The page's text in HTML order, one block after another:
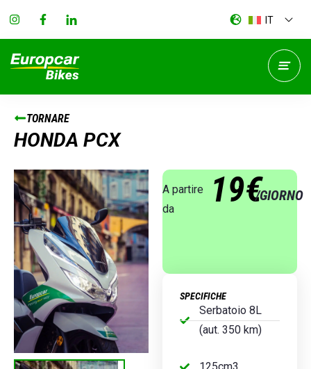
IT
TORNARE
HONDA PCX
A partire
da
19€/GIORNO
SPECIFICHE
Serbatoio 8L
(aut. 350 km)